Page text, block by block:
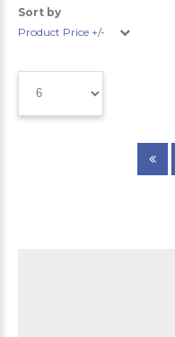
Sort by
Product Price +/-